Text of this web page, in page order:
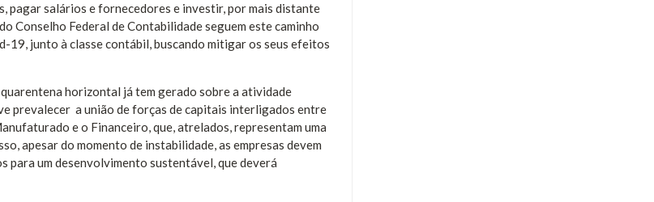
pagar salários e fornecedores e investir, por mais distante
Conselho Federal de Contabilidade seguem este caminho
19, junto à classe contábil, buscando mitigar os seus efeitos
horizontal já tem gerado sobre a atividade
prevalecer a união de forças de capitais interligados entre
e o Financeiro, que, atrelados, representam uma
apesar do momento de instabilidade, as empresas devem
para um desenvolvimento sustentável, que deverá